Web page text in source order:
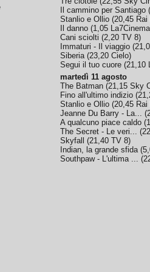
Il cammino per Santiago
Stanlio e Ollio (20,45
Il danno (1,05 La7Cinema
Cani sciolti (2,20 TV 8)
Immaturi - Il viaggio (
Siberia(23,20 Cielo)
Segui il tuo cuore (21,10
martedì 11 agosto
The Batman (21,15 Sky
Fino all'ultimo indizio (
Stanlio e Ollio (20,45
Jeanne Du Barry - La... (
A qualcuno piace caldo (
The Secret - Le veri... (
Skyfall (21,40 TV 8)
Indian, la grande sfida(
Southpaw - L'ultima ... (